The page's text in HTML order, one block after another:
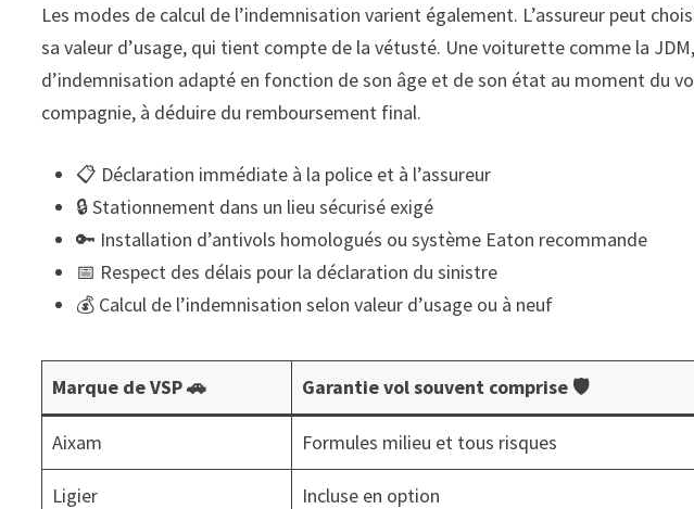
Les modes de calcul de l’indemnisation varient également. L’assureur peut
sa valeur d’usage, qui tient compte de la vétusté. Une voiturette comme la
d’indemnisation adapté en fonction de son âge et de son état au moment du
compagnie, à déduire du remboursement final.
📋 Déclaration immédiate à la police et à l’assureur
🔒 Stationnement dans un lieu sécurisé exigé
🔑 Installation d’antivols homologués ou système Eaton recommande
📅 Respect des délais pour la déclaration du sinistre
💰 Calcul de l’indemnisation selon valeur d’usage ou à neuf
Marque de VSP 🚗 Garantie vol souvent comprise 🛡️
Aixam Formules milieu et tous risques
Ligier Incluse en option